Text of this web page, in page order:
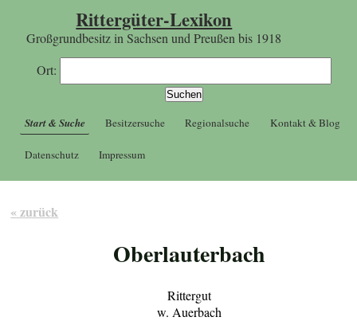
Rittergüter-Lexikon
Großgrundbesitz in Sachsen und Preußen bis 1918
Ort:
Start & Suche Besitzersuche Regionalsuche Kontakt & Blog
Datenschutz Impressum
« zurück
Oberlauterbach
Rittergut
w. Auerbach